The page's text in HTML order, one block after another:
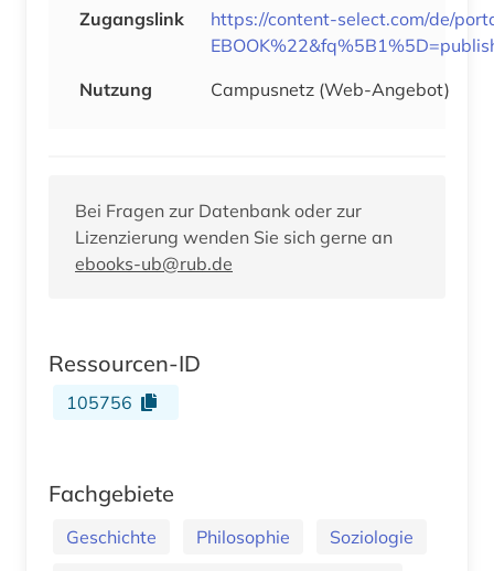
Zugangslink
https://content-select.com/de/
Nutzung
Campusnetz (Web-Angebot)
Bei Fragen zur Datenbank oder zur
Lizenzierung wenden Sie sich gerne an
ebooks-ub@rub.de
Ressourcen-ID
105756
Fachgebiete
Geschichte Philosophie
Soziologie